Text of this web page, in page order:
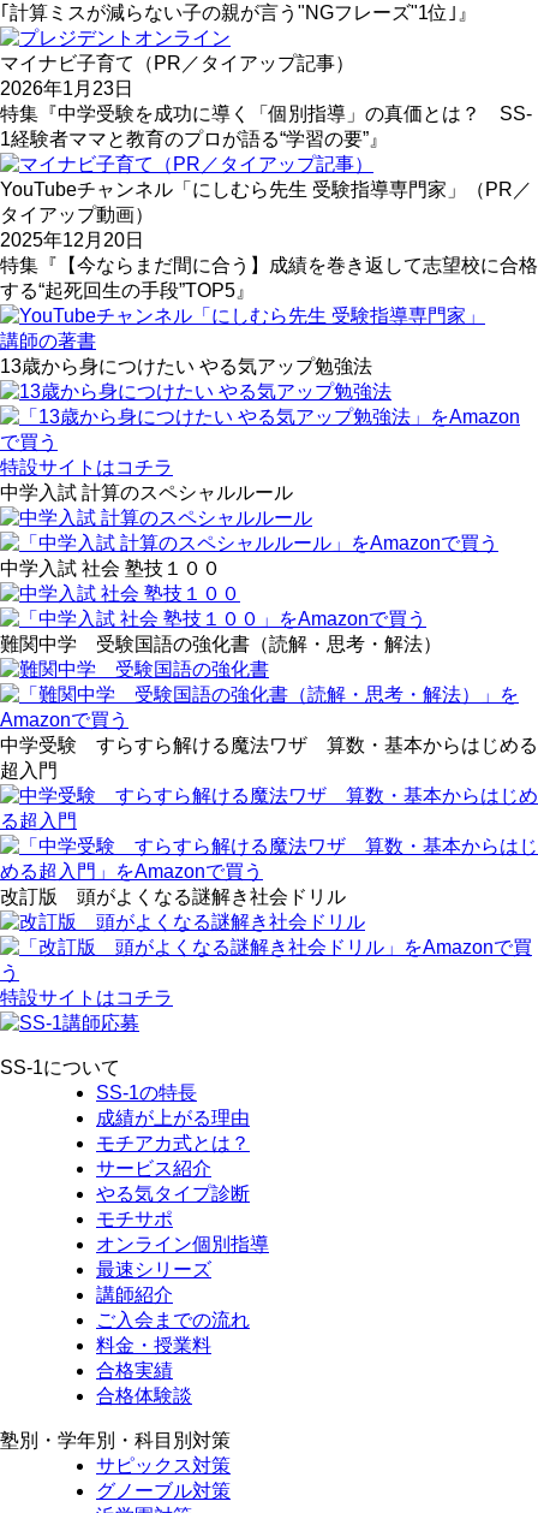
｢計算ミスが減らない子の親が言う"NGフレーズ"1位｣』
マイナビ子育て（PR／タイアップ記事）
2026年1月23日
特集『中学受験を成功に導く「個別指導」の真価とは？ SS-
1経験者ママと教育のプロが語る“学習の要”』
YouTubeチャンネル「にしむら先生 受験指導専門家」（PR／
タイアップ動画）
2025年12月20日
特集『【今ならまだ間に合う】成績を巻き返して志望校に合格
する“起死回生の手段”TOP5』
講師の著書
13歳から身につけたい やる気アップ勉強法
特設サイトはコチラ
中学入試 計算のスペシャルルール
中学入試 社会 塾技１００
難関中学 受験国語の強化書（読解・思考・解法）
中学受験 すらすら解ける魔法ワザ 算数・基本からはじめる
超入門
改訂版 頭がよくなる謎解き社会ドリル
特設サイトはコチラ
SS-1について
SS-1の特長
成績が上がる理由
モチアカ式とは？
サービス紹介
やる気タイプ診断
モチサポ
オンライン個別指導
最速シリーズ
講師紹介
ご入会までの流れ
料金・授業料
合格実績
合格体験談
塾別・学年別・科目別対策
サピックス対策
グノーブル対策